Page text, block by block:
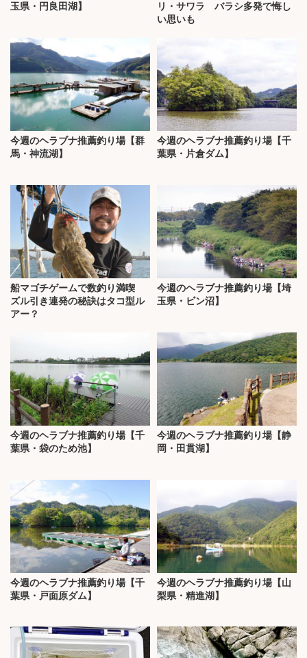
玉県・円良田湖】
リ・サワラ バラシ多発で悔し
い思いも
今週のヘラブナ推薦釣り場【群
馬・神流湖】
今週のヘラブナ推薦釣り場【千
葉県・片倉ダム】
船マゴチゲームで数釣り満喫
ズル引き連発の秘訣はタコ型ル
アー？
今週のヘラブナ推薦釣り場【埼
玉県・ビン沼】
今週のヘラブナ推薦釣り場【千
葉県・袋のため池】
今週のヘラブナ推薦釣り場【静
岡・田貫湖】
今週のヘラブナ推薦釣り場【千
葉県・戸面原ダム】
今週のヘラブナ推薦釣り場【山
梨県・精進湖】